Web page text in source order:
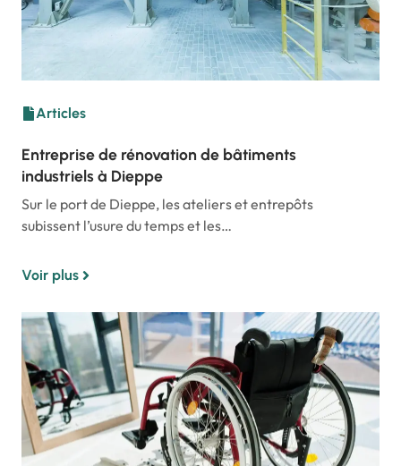
Articles
Entreprise de rénovation de bâtiments
industriels à Dieppe
Sur le port de Dieppe, les ateliers et entrepôts
subissent l’usure du temps et les…
Voir plus